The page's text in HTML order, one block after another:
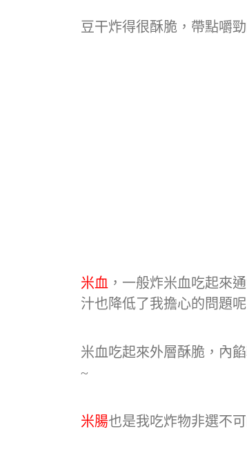
豆干炸得很酥脆，帶點嚼
米血 ，一般炸米血吃起來
汁也降低了我擔心的問題呢
米血吃起來外層酥脆，內
~
米腸也是我吃炸物非選不